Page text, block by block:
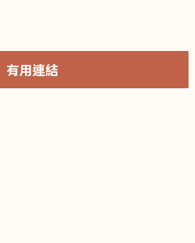
有用連結